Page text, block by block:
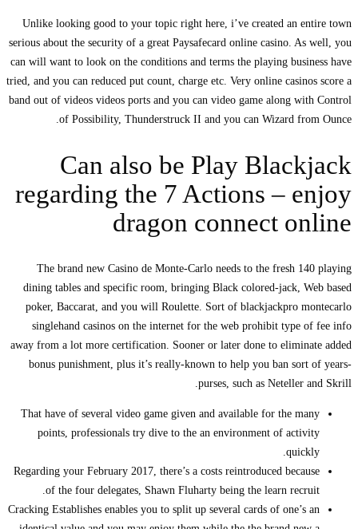
Unlike looking good to your topic right here, i’ve created an entire town
serious about the security of a great Paysafecard online casino. As well, you
can will want to look on the conditions and terms the playing business have
tried, and you can reduced put count, charge etc. Very online casinos score a
band out of videos videos ports and you can video game along with Control
of Possibility, Thunderstruck II and you can Wizard from Ounce.
Can also be Play Blackjack
regarding the 7 Actions – enjoy
dragon connect online
The brand new Casino de Monte-Carlo needs to the fresh 140 playing
dining tables and specific room, bringing Black colored-jack, Web based
poker, Baccarat, and you will Roulette. Sort of blackjackpro montecarlo
singlehand casinos on the internet for the web prohibit type of fee info
away from a lot more certification. Sooner or later done to eliminate added
bonus punishment, plus it’s really-known to help you ban sort of years-
purses, such as Neteller and Skrill.
That have of several video game given and available for the many
points, professionals try dive to the an environment of activity
quickly.
Regarding your February 2017, there’s a costs reintroduced because
of the four delegates, Shawn Fluharty being the learn recruit.
Cracking Establishes enables you to split up several cards of one’s an